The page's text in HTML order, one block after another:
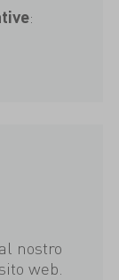
:
nostro
web.